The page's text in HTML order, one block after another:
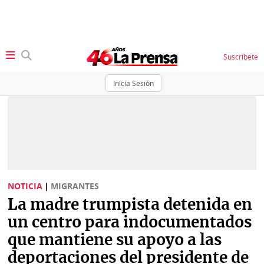
Inicia Sesión
Suscríbete
Sociedad
Judiciales
Política
Economía
K
Vivir+
NOTICIA | MIGRANTES
La madre trumpista detenida en
un centro para indocumentados
que mantiene su apoyo a las
deportaciones del presidente de